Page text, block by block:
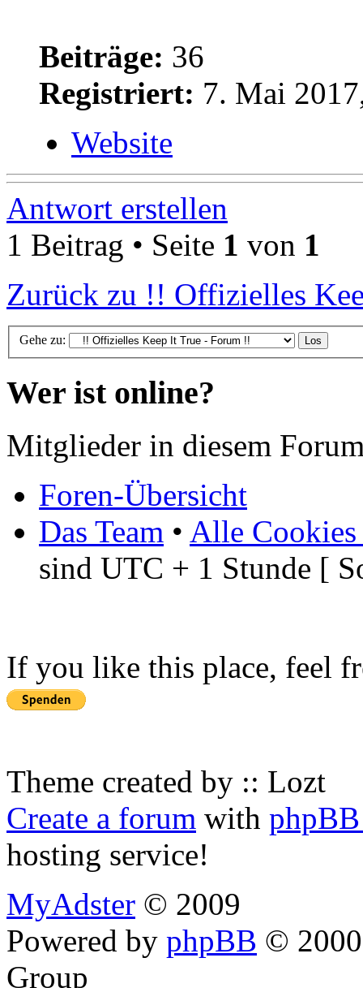
Beiträge: 36
Registriert: 7. Mai
Website
Antwort erstellen
1 Beitrag • Seite 1 von 1
Zurück zu !! Offizielles
Gehe zu:
Wer ist online?
Mitglieder in diesem
Foren-Übersicht
Das Team • Alle Cookies
sind UTC + 1 Stunde [
If you like this place, feel
Theme created by :: Lozt
Create a forum with
hosting service!
MyAdster © 2009
Powered by phpBB ©
Group